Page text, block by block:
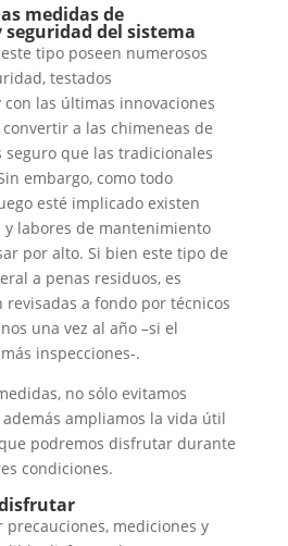
medidas de
del sistema
tipo poseen numerosos
testados
las últimas innovaciones
a las chimeneas de
seguro que las tradicionales
embargo, como todo
esté implicado existen
labores de mantenimiento
por alto. Si bien este tipo de
a penas residuos, es
a fondo por técnicos
una vez al año –si el
inspecciones-.
no sólo evitamos
ampliamos la vida útil
podremos disfrutar durante
condiciones.
precauciones, mediciones y